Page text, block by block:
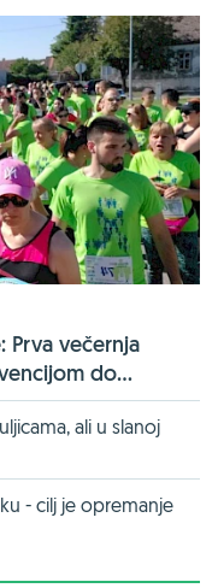
Prva večernja
do...
ali u slanoj
- cilj je opremanje